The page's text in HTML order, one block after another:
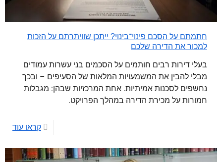
חתמתם על הסכם פינוי־בינוי? ייתכן שוויתרתם על הזכות
למכור את הדירה שלכם
בעלי דירות רבים חותמים על הסכמים בני עשרות עמודים
מבלי להבין את המשמעויות המלאות של הסעיפים – ובכך
נחשפים לסכנות אמיתיות. אחת המרכזיות שבהן: מגבלות
חמורות על מכירת הדירה במהלך הפרויקט.
קראו עוד